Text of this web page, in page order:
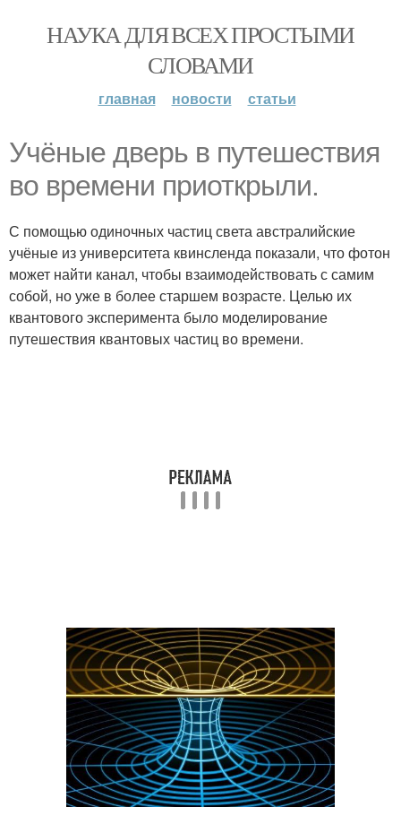
НАУКА ДЛЯ ВСЕХ ПРОСТЫМИ
СЛОВАМИ
главная новости статьи
Учёные дверь в путешествия
во времени приоткрыли.
С помощью одиночных частиц света австралийские
учёные из университета квинсленда показали, что фотон
может найти канал, чтобы взаимодействовать с самим
собой, но уже в более старшем возрасте. Целью их
квантового эксперимента было моделирование
путешествия квантовых частиц во времени.